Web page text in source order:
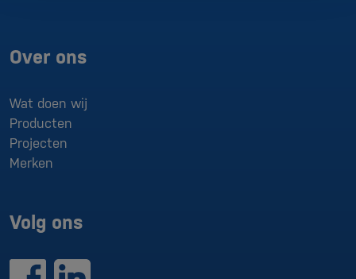
Over ons
Wat doen wij
Producten
Projecten
Merken
Volg ons